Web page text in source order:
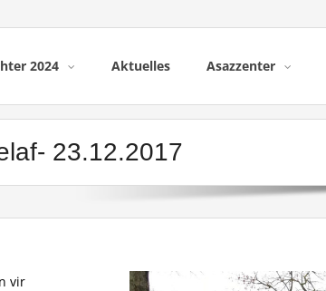
2024 Aktuelles Asazzenter
23.12.2017
vir